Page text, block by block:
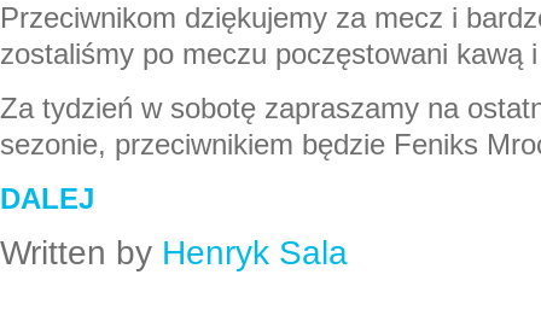
Przeciwnikom dziękujemy za mecz i
zostaliśmy po meczu poczęstowani kawą
Za tydzień w sobotę zapraszamy na
sezonie, przeciwnikiem będzie Feniks
DALEJ
Written by Henryk Sala